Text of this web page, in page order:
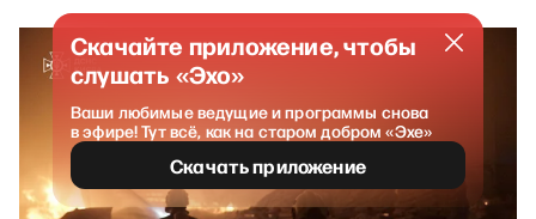
Скачайте приложение, чтобы
слушать «Эхо»
Ваши любимые ведущие и программы снова
в эфире! Тут всё, как на старом добром «Эхе»
Скачать приложение